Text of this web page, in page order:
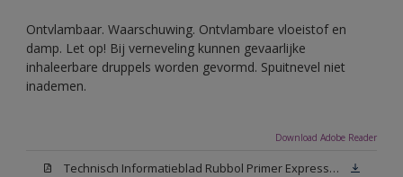
Ontvlambaar. Waarschuwing. Ontvlambare vloeistof en
damp. Let op! Bij verneveling kunnen gevaarlijke
inhaleerbare druppels worden gevormd. Spuitnevel niet
inademen.
Download Adobe Reader
Technisch Informatieblad Rubbol Primer Express (PDF)